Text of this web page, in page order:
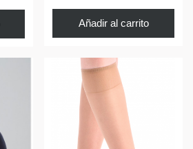
Añadir al carrito